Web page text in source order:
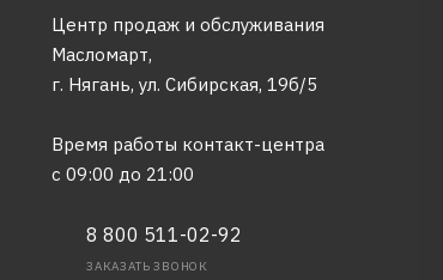
Центр продаж и обслуживания
Масломарт,
г. Нягань, ул. Сибирская, 19б/5
Время работы контакт-центра
с 09:00 до 21:00
8 800 511-02-92
ЗАКАЗАТЬ ЗВОНОК